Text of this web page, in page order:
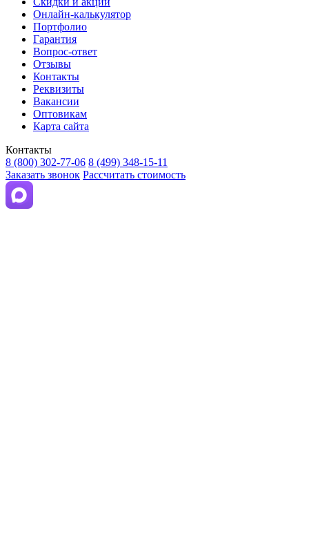
Онлайн-калькулятор
Портфолио
Гарантия
Вопрос-ответ
Отзывы
Контакты
Реквизиты
Вакансии
Оптовикам
Карта сайта
Контакты
8 (800) 302-77-06 8 (499) 348-15-11
Заказать звонок Рассчитать стоимость